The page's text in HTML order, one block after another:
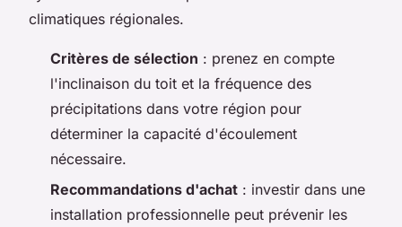
climatiques régionales.
Critères de sélection : prenez en compte
l'inclinaison du toit et la fréquence des
précipitations dans votre région pour
déterminer la capacité d'écoulement
nécessaire.
Recommandations d'achat : investir dans une
installation professionnelle peut prévenir les